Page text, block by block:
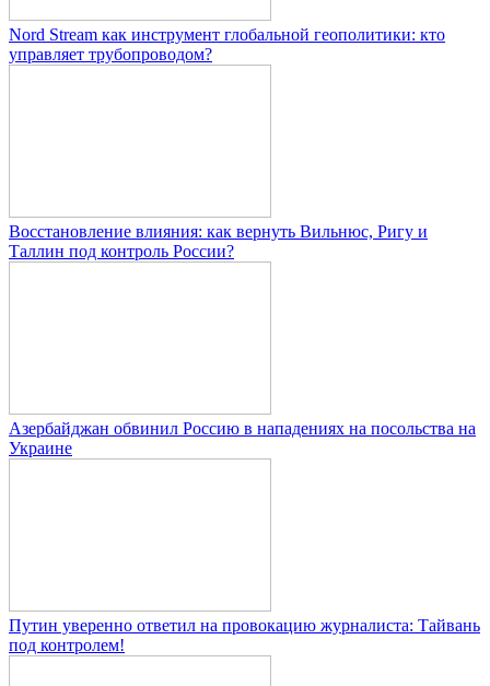
Nord Stream как инструмент глобальной геополитики: кто
управляет трубопроводом?
Восстановление влияния: как вернуть Вильнюс, Ригу и
Таллин под контроль России?
Азербайджан обвинил Россию в нападениях на посольства на
Украине
Путин уверенно ответил на провокацию журналиста: Тайвань
под контролем!